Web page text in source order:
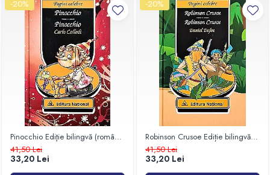
-20%
Pinocchio Ediţie bilingvă (română
– engleză)
41,50 Lei
33,20 Lei
-20%
Robinson Crusoe Ediție bilingvă
(română – engleză)
41,50 Lei
33,20 Lei